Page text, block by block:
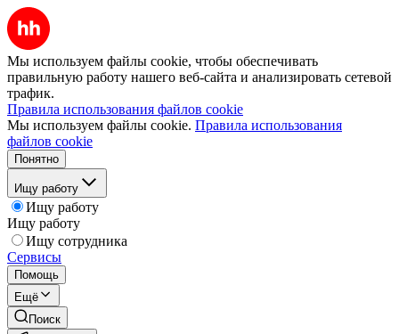
Мы используем файлы cookie, чтобы обеспечивать
правильную работу нашего веб-сайта и анализировать сетевой
трафик.
Правила использования файлов cookie
Мы используем файлы cookie. Правила использования
файлов cookie
Понятно
Ищу работу
Ищу работу
Ищу работу
Ищу сотрудника
Сервисы
Помощь
Ещё
Поиск